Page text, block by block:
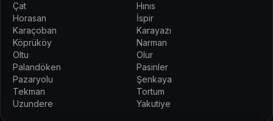
Çat
Hınıs
Horasan
İspir
Karaçoban
Karayazı
Köprüköy
Narman
Oltu
Olur
Palandöken
Pasinler
Pazaryolu
Şenkaya
Tekman
Tortum
Uzundere
Yakutiye